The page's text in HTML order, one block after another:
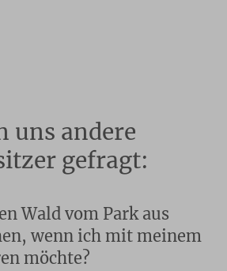
uns andere
gefragt:
Wald vom Park aus
wenn ich mit meinem
möchte?